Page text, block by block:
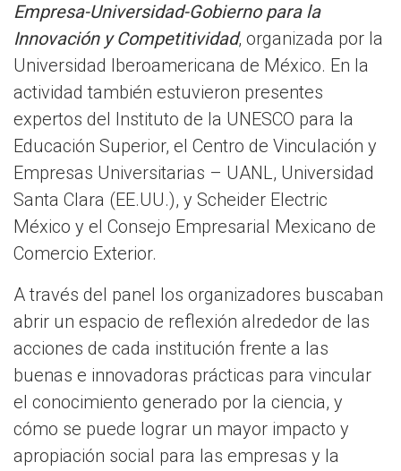
Empresa-Universidad-Gobierno para la
Innovación y Competitividad, organizada por la
Universidad Iberoamericana de México. En la
actividad también estuvieron presentes
expertos del Instituto de la UNESCO para la
Educación Superior, el Centro de Vinculación y
Empresas Universitarias – UANL, Universidad
Santa Clara (EE.UU.), y Scheider Electric
México y el Consejo Empresarial Mexicano de
Comercio Exterior.
A través del panel los organizadores buscaban
abrir un espacio de reflexión alrededor de las
acciones de cada institución frente a las
buenas e innovadoras prácticas para vincular
el conocimiento generado por la ciencia, y
cómo se puede lograr un mayor impacto y
apropiación social para las empresas y la